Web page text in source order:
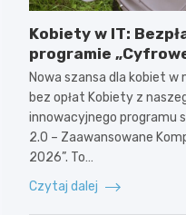
Kobiety w IT:
programie
Nowa szansa dla kobiet w
bez opłat Kobiety z
innowacyjnego programu
2.0 – Zaawansowane
2026”. To…
Czytaj dalej